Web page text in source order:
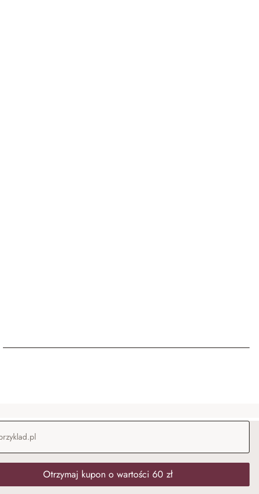
Otrzymaj kupon o wartości 60 zł